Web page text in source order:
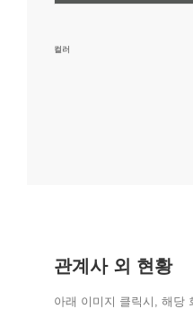
컬러
관계사 외 현황
아래 이미지 클릭시, 해당